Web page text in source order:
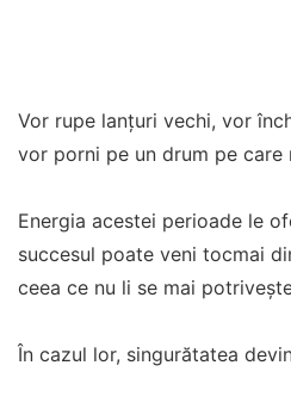
Vor rupe lanțuri vechi, vor
vor porni pe un drum pe care
Energia acestei perioade le
succesul poate veni tocmai
ceea ce nu li se mai
În cazul lor, singurătatea